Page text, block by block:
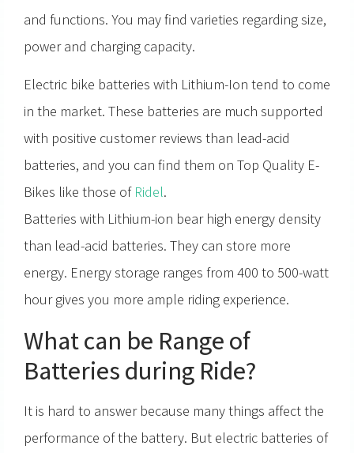
and functions. You may find varieties regarding size,
power and charging capacity.
Electric bike batteries with Lithium-Ion tend to come
in the market. These batteries are much supported
with positive customer reviews than lead-acid
batteries, and you can find them on Top Quality E-
Bikes like those of Ridel.
Batteries with Lithium-ion bear high energy density
than lead-acid batteries. They can store more
energy. Energy storage ranges from 400 to 500-watt
hour gives you more ample riding experience.
What can be Range of
Batteries during Ride?
It is hard to answer because many things affect the
performance of the battery. But electric batteries of